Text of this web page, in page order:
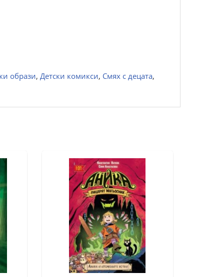
образи, Детски комикси, Смях с децата,